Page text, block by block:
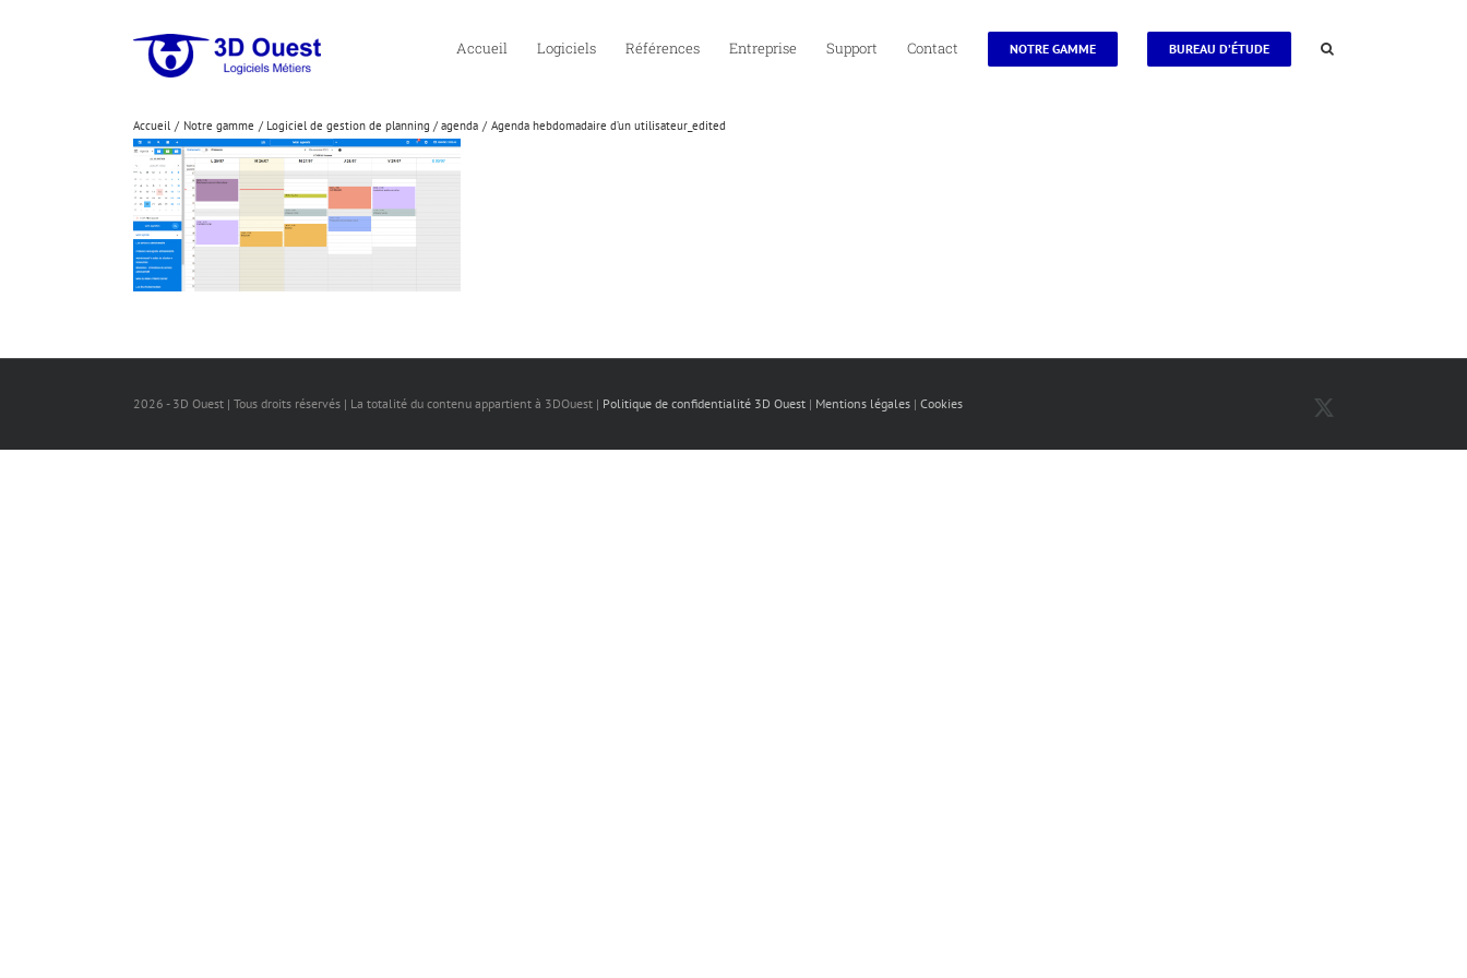
Accueil Logiciels Références Entreprise Support Contact NOTRE GAMME BUREAU D’ÉTUDE
Accueil Notre gamme Logiciel de gestion de planning / agenda Agenda hebdomadaire d’un utilisateur_edited
2026 - 3D Ouest | Tous droits réservés | La totalité du contenu appartient à 3DOuest | Politique de confidentialité 3D Ouest | Mentions légales | Cookies